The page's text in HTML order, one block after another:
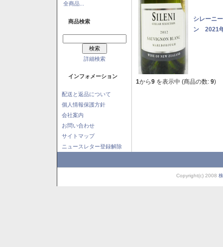
全商品...
商品検索
詳細検索
インフォメーション
配送と返品について
個人情報保護方針
会社案内
お問い合わせ
サイトマップ
ニュースレター登録解除
シレーニ
ン 2021
1から9 を表示中 (商品の数: 9)
Copyright(c) 2008